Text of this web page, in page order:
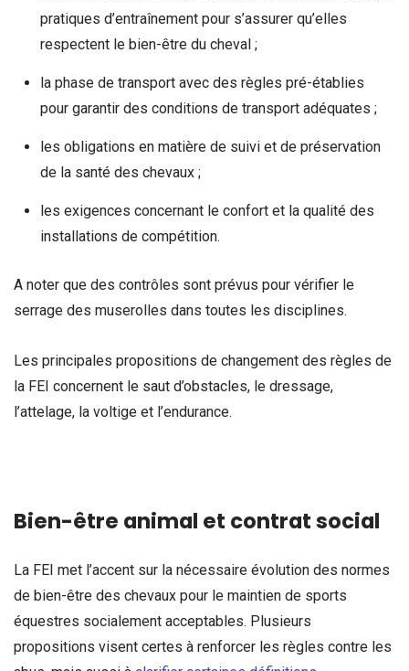
pratiques d’entraînement pour s’assurer qu’elles
respectent le bien-être du cheval ;
la phase de transport avec des règles pré-établies
pour garantir des conditions de transport adéquates ;
les obligations en matière de suivi et de préservation
de la santé des chevaux ;
les exigences concernant le confort et la qualité des
installations de compétition.
A noter que des contrôles sont prévus pour vérifier le
serrage des muserolles dans toutes les disciplines.
Les principales propositions de changement des règles de
la FEI concernent le saut d’obstacles, le dressage,
l’attelage, la voltige et l’endurance.
Bien-être animal et contrat social
La FEI met l’accent sur la nécessaire évolution des normes
de bien-être des chevaux pour le maintien de sports
équestres socialement acceptables. Plusieurs
propositions visent certes à renforcer les règles contre les